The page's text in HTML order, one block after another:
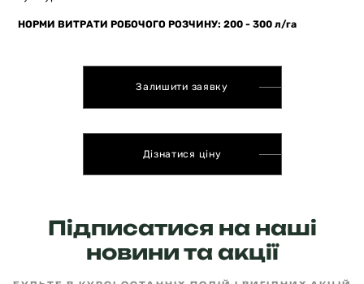
НОРМИ ВИТРАТИ РОБОЧОГО РОЗЧИНУ: 200 - 300 л/га
Залишити заявку
Дізнатися ціну
Підписатися на наші
новини та акції